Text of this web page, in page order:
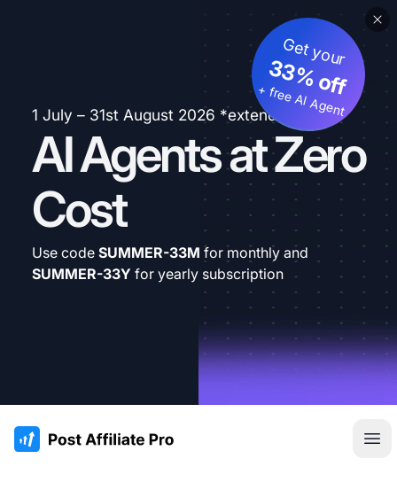
1 July – 31st August 2026 *extended
AI Agents at Zero
Cost
Get your
33% off
+ free AI Agent
Use code SUMMER-33M for monthly and
SUMMER-33Y for yearly subscription
:site.title